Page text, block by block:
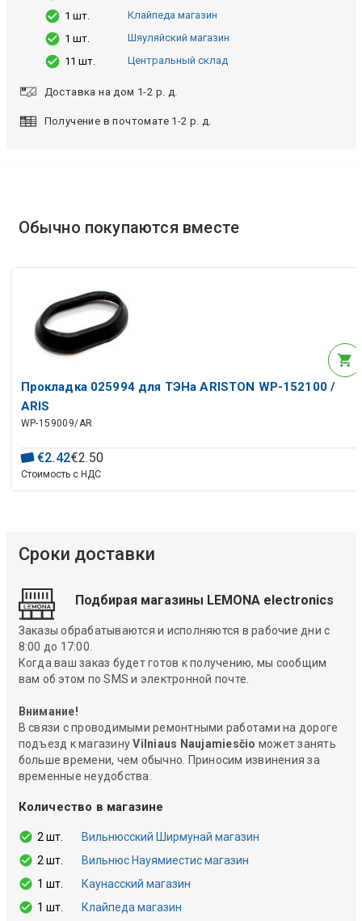
1 шт.
Клайпеда магазин
1 шт.
Шяуляйский магазин
11 шт.
Центральный склад
Доставка на дом 1-2 р. д.
Получение в почтомате 1-2 р. д.
Обычно покупаются вместе
Прокладка 025994 для ТЭНа ARISTON WP-152100 /
ARIS
WP-159009/AR
€2.42€2.50
Стоимость с НДС
Сроки доставки
Подбирая магазины LEMONA electronics
Заказы обрабатываются и исполняются в рабочие дни с
8:00 до 17:00.
Когда ваш заказ будет готов к получению, мы сообщим
вам об этом по SMS и электронной почте.
Внимание!
В связи с проводимыми ремонтными работами на дороге
подъезд к магазинуVilniaus Naujamiesčio может занять
больше времени, чем обычно. Приносим извинения за
временные неудобства.
Количество в магазине
2 шт.
Вильнюсский Ширмунай магазин
2 шт.
Вильнюс Науямиестис магазин
1 шт.
Каунасский магазин
1 шт.
Клайпеда магазин